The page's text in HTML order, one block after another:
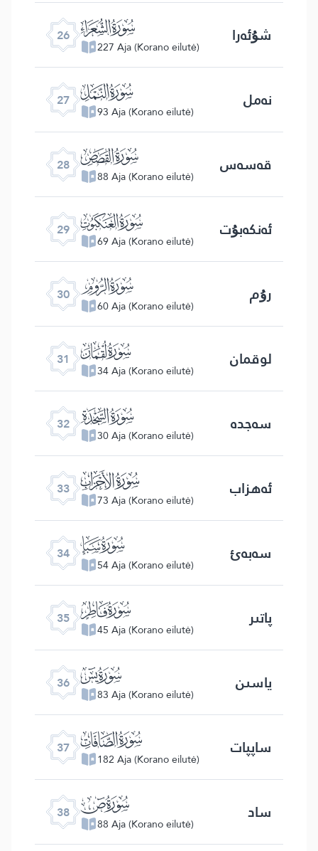
26 ﮦ
227 Aja (Korano eilutė) شۇئەرا
27 ﮧ
93 Aja (Korano eilutė) نەمل
28 ﮨ
88 Aja (Korano eilutė) قەسەس
29 ﮩ
69 Aja (Korano eilutė) ئەنكەبۇت
30 ﮪ
60 Aja (Korano eilutė) رۇم
31 ﮫ
34 Aja (Korano eilutė) لوقمان
32 ﮬ
30 Aja (Korano eilutė) سەجدە
33 ﮭ
73 Aja (Korano eilutė) ئەھزاب
34 ﮮ
54 Aja (Korano eilutė) سەبەئ
35 ﮯ
45 Aja (Korano eilutė) پاتىر
36 ﮰ
83 Aja (Korano eilutė) ياسىن
37 ﮱ
182 Aja (Korano eilutė) ساپپات
38 ﯓ
88 Aja (Korano eilutė) ساد